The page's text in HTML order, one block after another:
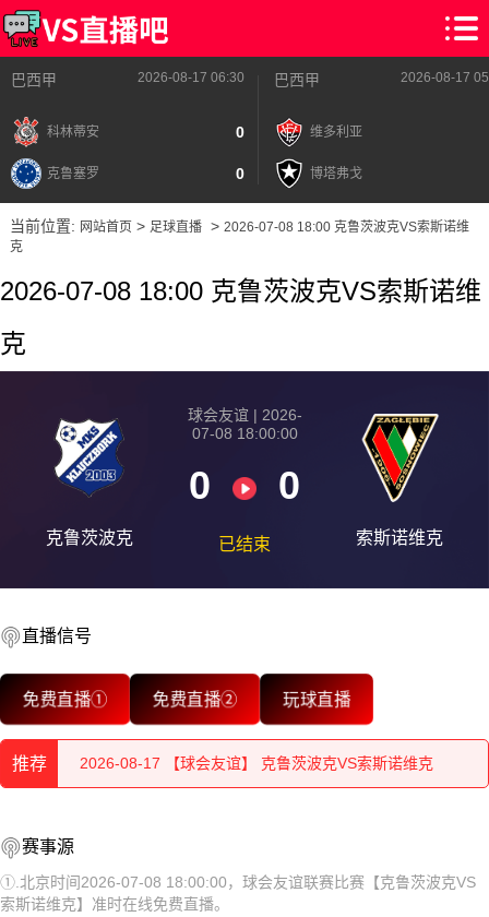
巴西甲 2026-08-17 06:30
科林蒂安 0
克鲁塞罗 0
巴西甲 2026-08-17
维多利亚
博塔弗戈
当前位置: 网站首页> 足球直播> 2026-07-08 18:00 克鲁茨波克VS索斯诺维
克
2026-07-08 18:00 克鲁茨波克VS索斯诺维
克
克鲁茨波克
球会友谊 | 2026-
07-08 18:00:00
0 0
已结束 索斯诺维克
直播信号
免费直播① 免费直播② 玩球直播
推荐
2026-08-17 【球会友谊】 克鲁茨波克VS索斯诺维克
2026-08-17 【球会友谊】 克鲁茨波克VS索斯诺维克
2026-08-17 【球会友谊】 克鲁茨波克VS索斯诺维克
2026-08-17 【球会友谊】 克鲁茨波克VS索斯诺维克
赛事源
①.北京时间2026-07-08 18:00:00，球会友谊联赛比赛【克鲁茨波克VS
索斯诺维克】准时在线免费直播。